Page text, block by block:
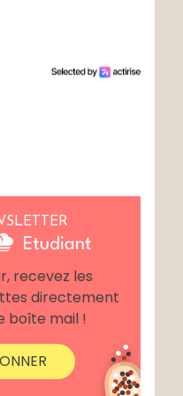
recevez les
directement
boîte mail !